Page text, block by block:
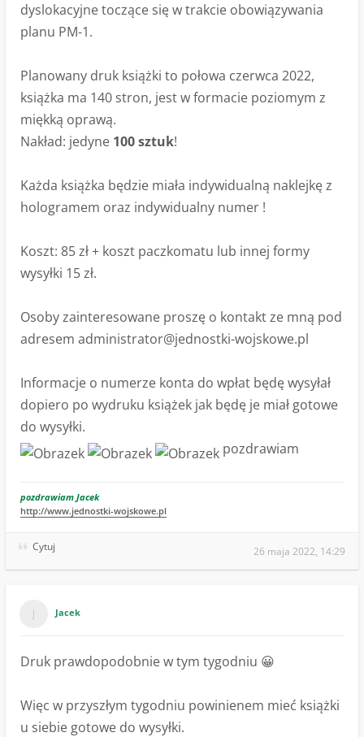
dyslokacyjne toczące się w trakcie obowiązywania
planu PM-1.
Planowany druk książki to połowa czerwca 2022,
książka ma 140 stron, jest w formacie poziomym z
miękką oprawą.
Nakład: jedyne 100 sztuk!
Każda książka będzie miała indywidualną naklejkę z
hologramem oraz indywidualny numer !
Koszt: 85 zł + koszt paczkomatu lub innej formy
wysyłki 15 zł.
Osoby zainteresowane proszę o kontakt ze mną pod
adresem administrator@jednostki-wojskowe.pl
Informacje o numerze konta do wpłat będę wysyłał
dopiero po wydruku książek jak będę je miał gotowe
do wysyłki.
pozdrawiam
pozdrawiam Jacek
http://www.jednostki-wojskowe.pl
Cytuj 26 maja 2022, 14:29
Jacek
Druk prawdopodobnie w tym tygodniu 😀
Więc w przyszłym tygodniu powinienem mieć książki
u siebie gotowe do wysyłki.